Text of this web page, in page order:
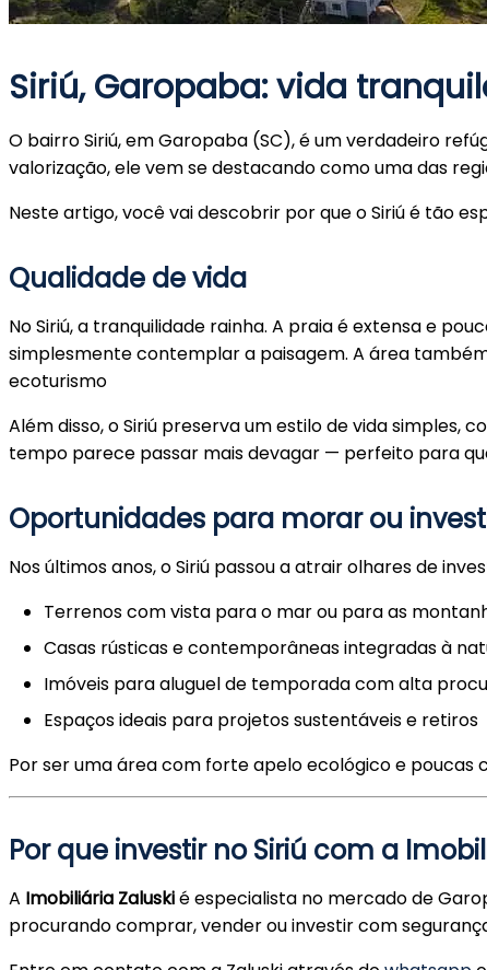
Siriú, Garopaba: vida
O bairro Siriú, em Garopaba (SC), é um verdadeiro
valorização, ele vem se destacando como uma das
Neste artigo, você vai descobrir por que o Siriú é tão
Qualidade de vida
No Siriú, a tranquilidade rainha. A praia é extensa e
simplesmente contemplar a paisagem. A área
ecoturismo
Além disso, o Siriú preserva um estilo de vida
tempo parece passar mais devagar — perfeito para
Oportunidades para morar ou
Nos últimos anos, o Siriú passou a atrair olhares de
Terrenos com vista para o mar ou para as
Casas rústicas e contemporâneas integradas à
Imóveis para aluguel de temporada com alta
Espaços ideais para projetos sustentáveis e retiros
Por ser uma área com forte apelo ecológico e poucas
Por que investir no Siriú com a
A Imobiliária Zaluskié especialista no mercado de
procurando comprar, vender ou investir com